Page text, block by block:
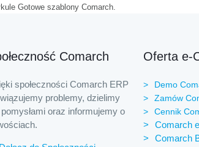
Gotowe szablony Comarch.
Comarch
społeczności Comarch ERP
problemy, dzielimy
oraz informujemy o
Oferta e-
Demo
Zamów
Cennik
Comarch
Comarch